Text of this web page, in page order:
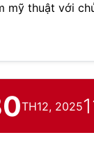
mỹ thuật với
TH12, 2025